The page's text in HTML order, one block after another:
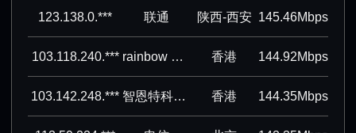
123.138.0.*** 联通 陕西-西安 145.46Mbps
103.118.240.*** rainbow network limited 香港 144.92Mbps
103.142.248.*** 智恩特科技有限公司 香港 144.35Mbps